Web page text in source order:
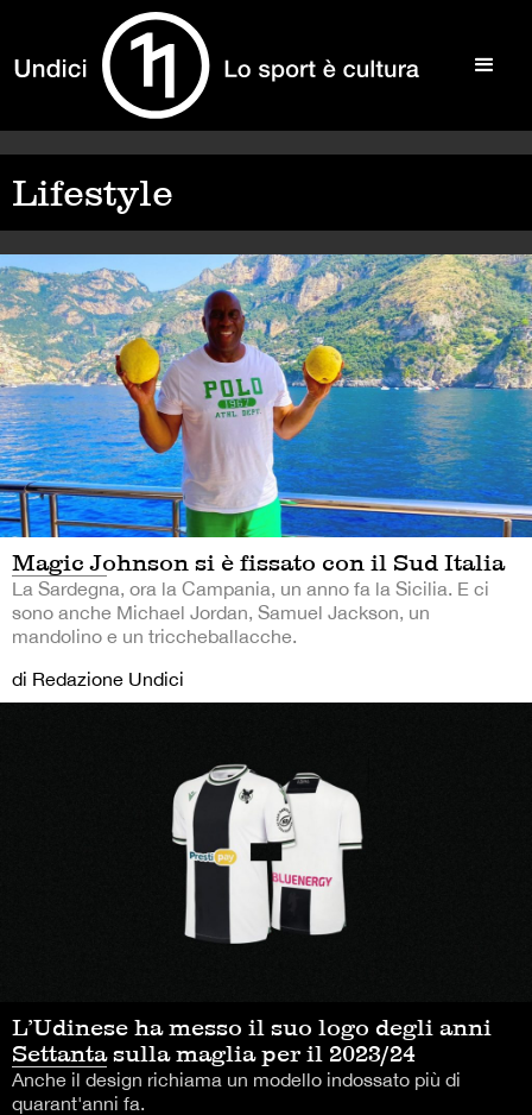
Lifestyle
Magic Johnson si è fissato con il Sud Italia
La Sardegna, ora la Campania, un anno fa la Sicilia. E ci
sono anche Michael Jordan, Samuel Jackson, un
mandolino e un triccheballacche.
di Redazione Undici
L’Udinese ha messo il suo logo degli anni
Settanta sulla maglia per il 2023/24
Anche il design richiama un modello indossato più di
quarant'anni fa.